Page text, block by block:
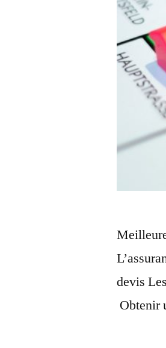
devis
Obtenir